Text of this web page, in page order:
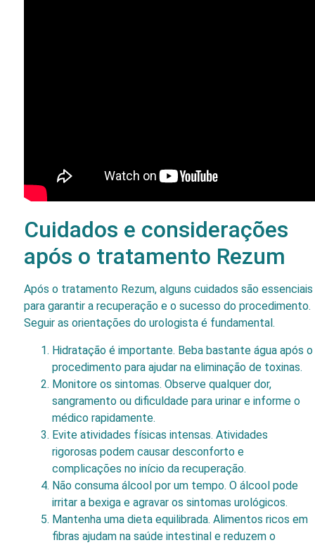
Cuidados e considerações
após o tratamento Rezum
Após o tratamento Rezum, alguns cuidados são essenciais
para garantir a recuperação e o sucesso do procedimento.
Seguir as orientações do urologista é fundamental.
Hidratação é importante. Beba bastante água após o
procedimento para ajudar na eliminação de toxinas.
Monitore os sintomas. Observe qualquer dor,
sangramento ou dificuldade para urinar e informe o
médico rapidamente.
Evite atividades físicas intensas. Atividades
rigorosas podem causar desconforto e
complicações no início da recuperação.
Não consuma álcool por um tempo. O álcool pode
irritar a bexiga e agravar os sintomas urológicos.
Mantenha uma dieta equilibrada. Alimentos ricos em
fibras ajudam na saúde intestinal e reduzem o